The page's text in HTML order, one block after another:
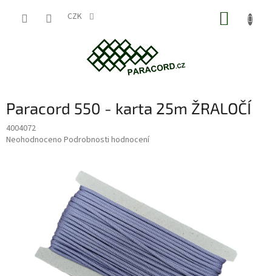
CZK
Paracord 550 - karta 25m ŽRALOČÍ
4004072
Průměrné
Neohodnoceno Podrobnosti hodnocení